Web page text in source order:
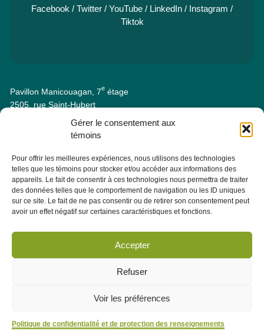
Gérer le consentement aux
témoins
Pour offrir les meilleures expériences, nous utilisons des technologies
telles que les témoins pour stocker et/ou accéder aux informations des
appareils. Le fait de consentir à ces technologies nous permettra de traiter
des données telles que le comportement de navigation ou les ID uniques
sur ce site. Le fait de ne pas consentir ou de retirer son consentement peut
avoir un effet négatif sur certaines caractéristiques et fonctions.
Accepter
Refuser
Voir les préférences
Politique de confidentialité et de protection des renseignements
Facebook / Twitter / YouTube / LinkedIn / Instagram /
Tiktok
Pavillon Manicouagan, 7e étage
2505, rue Saint-Hubert
Jonquière (Québec) G7X 7W2
Consulter la section À PROPOS - ÉQUIPE pour les coordonnées
Infolettre
Abonnez-vous dès maintenant à notre infolettre pour recevoir
toutes les actualités, les évènements et autres concernant le
Politique de confidentialité et de protection des renseignements personnels